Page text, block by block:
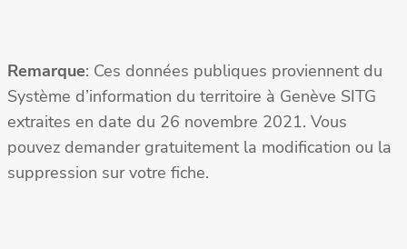
Remarque: Ces données publiques proviennent du
Système d’information du territoire à Genève SITG
extraites en date du 26 novembre 2021. Vous
pouvez demander gratuitement la modification ou la
suppression sur votre fiche.